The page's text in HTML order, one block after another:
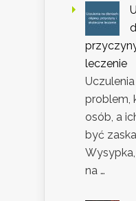
leczenie
problem,
osób, a
być
na …